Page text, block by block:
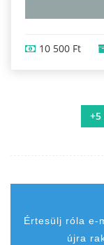
10 500 Ft
Értesülj róla e-
újra